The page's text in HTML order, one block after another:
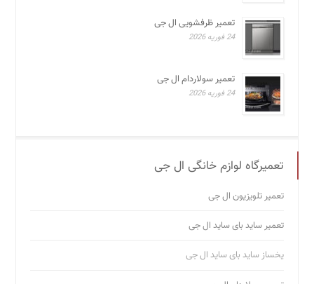
تعمیر ظرفشویی ال جی
24 فوریه 2026
تعمیر سولاردام ال جی
24 فوریه 2026
تعمیرگاه لوازم خانگی ال جی
تعمیر تلویزیون ال جی
تعمیر ساید بای ساید ال جی
یخساز ساید بای ساید ال جی